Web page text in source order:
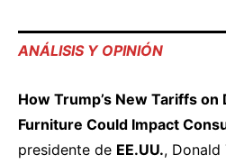
ANÁLISIS Y OPINIÓN
How Trump’s New Tariffs on
Furniture Could Impact
presidente de EE.UU., Donald